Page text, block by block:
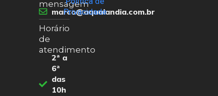
mensagem
marco@aqualandia.com.br
Horário
de
atendimento
2ª a
6ª
das
10h
Privacidade